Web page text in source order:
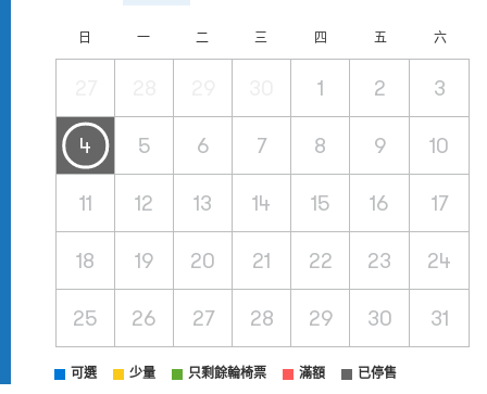
日 一 二 三 四 五 六
1 2 3
4 5 6 7 8 9 10
11 12 13 14 15 16 17
18 19 20 21 22 23 24
25 26 27 28 29 30 31
可選 少量 只剩餘輪椅票 滿額 已停售